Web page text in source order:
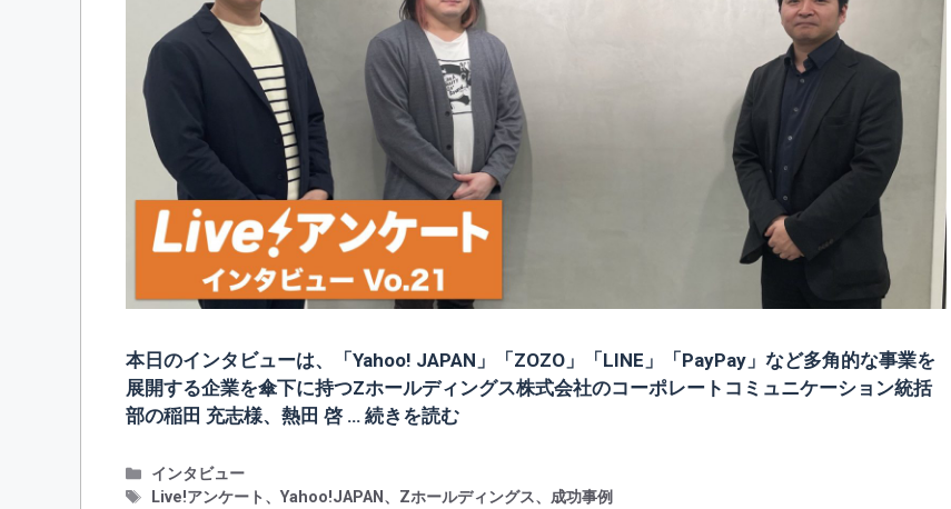
本日のインタビューは、「Yahoo! JAPAN」「ZOZO」「LINE」「PayPay」など多角的な事業を
展開する企業を傘下に持つZホールディングス株式会社のコーポレートコミュニケーション統括
部の稲田 充志様、熱田 啓 … 続きを読む
カ
テ
インタビュー
タ
Live!アンケート、Yahoo!JAPAN 、 Zホールディングス、 成功事例